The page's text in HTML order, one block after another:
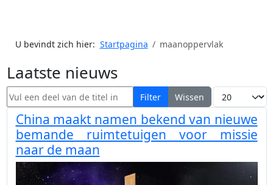
U bevindt zich hier: Startpagina maanoppervlak
Laatste nieuws
Vul een deel van de titel in Filter Wissen Toon #
China maakt namen bekend van nieuwe
bemande ruimtetuigen voor missie
naar de maan